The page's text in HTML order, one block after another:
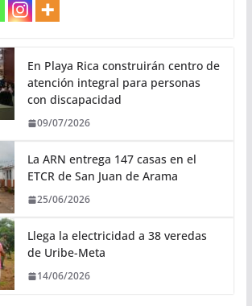
En Playa Rica construirán centro de
atención integral para personas
con discapacidad
09/07/2026
La ARN entrega 147 casas en el
ETCR de San Juan de Arama
25/06/2026
Llega la electricidad a 38 veredas
de Uribe-Meta
14/06/2026